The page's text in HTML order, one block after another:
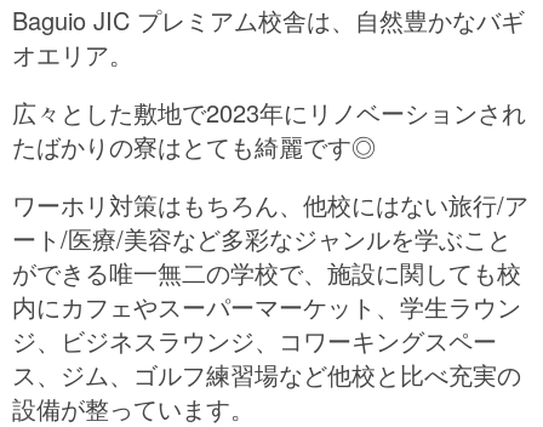
Baguio JIC プレミアム校舎は、自然豊かなバギ
オエリア。
広々とした敷地で2023年にリノベーションされ
たばかりの寮はとても綺麗です◎
ワーホリ対策はもちろん、他校にはない旅行/ア
ート/医療/美容など多彩なジャンルを学ぶこと
ができる唯一無二の学校で、施設に関しても校
内にカフェやスーパーマーケット、学生ラウン
ジ、ビジネスラウンジ、コワーキングスペー
ス、ジム、ゴルフ練習場など他校と比べ充実の
設備が整っています。